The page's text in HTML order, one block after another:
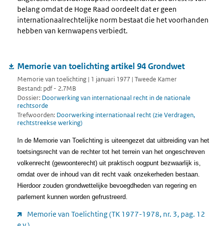
belang omdat de Hoge Raad oordeelt dat er geen
internationaalrechtelijke norm bestaat die het voorhanden
hebben van kernwapens verbiedt.
Memorie van toelichting artikel 94 Grondwet
Memorie van toelichting | 1 januari 1977 | Tweede Kamer
Bestand: pdf - 2.7MB
Dossier: Doorwerking van internationaal recht in de nationale
rechtsorde
Trefwoorden: Doorwerking internationaal recht (zie Verdragen,
rechtstreekse werking)
In de Memorie van Toelichting is uiteengezet dat uitbreiding van het
toetsingsrecht van de rechter tot het terrein van het ongeschreven
volkenrecht (gewoonterecht) uit praktisch oogpunt bezwaarlijk is,
omdat over de inhoud van dit recht vaak onzekerheden bestaan.
Hierdoor zouden grondwettelijke bevoegdheden van regering en
parlement kunnen worden gefrustreerd.
Memorie van Toelichting (TK 1977-1978, nr. 3, pag. 12